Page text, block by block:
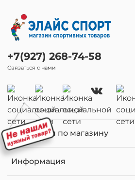
Навигация по магазину
Информация
+7(927) 268-74-58
Связаться с нами